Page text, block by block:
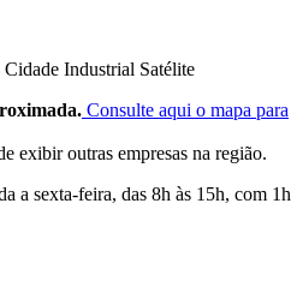
Industrial Satélite
Consulte aqui o mapa para
exibir outras empresas na região.
a sexta-feira, das 8h às 15h, com 1h